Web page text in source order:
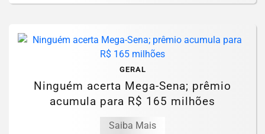
GERAL
Ninguém acerta Mega-Sena; prêmio
acumula para R$ 165 milhões
Saiba Mais